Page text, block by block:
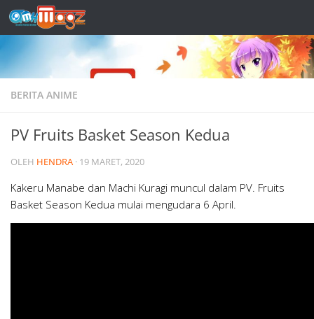
Skip to content
BERITA ANIME
PV Fruits Basket Season Kedua
OLEH HENDRA · 19 MARET, 2020
Kakeru Manabe dan Machi Kuragi muncul dalam PV. Fruits
Basket Season Kedua mulai mengudara 6 April.